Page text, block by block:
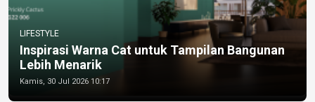
LIFESTYLE
Inspirasi Warna Cat untuk Tampilan Bangunan
Lebih Menarik
Kamis, 30 Jul 2026 10:17